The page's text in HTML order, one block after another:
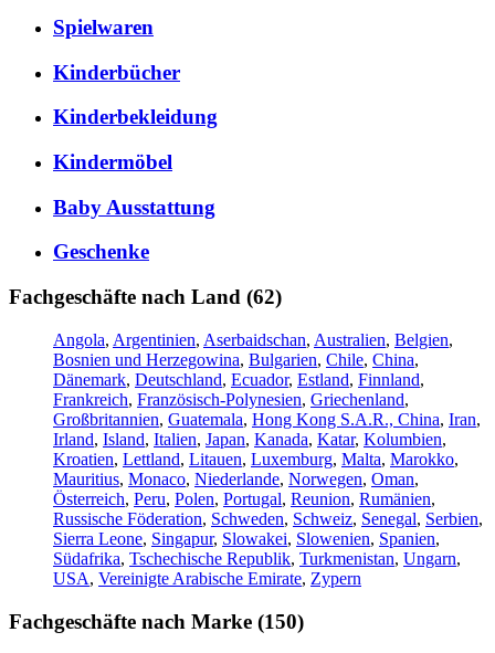
Spielwaren
Kinderbücher
Kinderbekleidung
Kindermöbel
Baby Ausstattung
Geschenke
Fachgeschäfte nach Land (62)
Angola, Argentinien, Aserbaidschan, Australien, Belgien,
Bosnien und Herzegowina, Bulgarien, Chile, China,
Dänemark, Deutschland, Ecuador, Estland, Finnland,
Frankreich, Französisch-Polynesien, Griechenland,
Großbritannien, Guatemala, Hong Kong S.A.R., China, Iran,
Irland, Island, Italien, Japan, Kanada, Katar, Kolumbien,
Kroatien, Lettland, Litauen, Luxemburg, Malta, Marokko,
Mauritius, Monaco, Niederlande, Norwegen, Oman,
Österreich, Peru, Polen, Portugal, Reunion, Rumänien,
Russische Föderation, Schweden, Schweiz, Senegal, Serbien,
Sierra Leone, Singapur, Slowakei, Slowenien, Spanien,
Südafrika, Tschechische Republik, Turkmenistan, Ungarn,
USA, Vereinigte Arabische Emirate, Zypern
Fachgeschäfte nach Marke (150)